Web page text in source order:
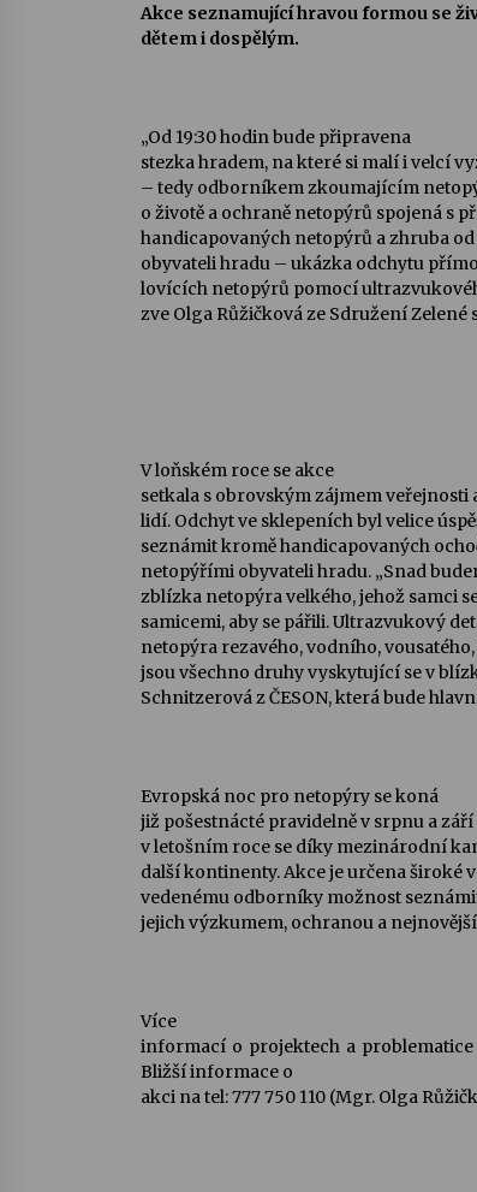
Akce seznamující hravou formou se
dětem i dospělým.
„Od 19:30 hodin bude připravena
stezka hradem, na které si malí i velcí
– tedy odborníkem zkoumajícím
o životě a ochraně netopýrů spojená s
handicapovaných netopýrů a zhruba
obyvateli hradu – ukázka odchytu
lovících netopýrů pomocí
zve Olga Růžičková ze Sdružení Zelené
V loňském roce se akce
setkala s obrovským zájmem veřejnosti
lidí. Odchyt ve sklepeních byl velice
seznámit kromě handicapovaných
netopýřími obyvateli hradu. „Snad
zblízka netopýra velkého, jehož samci
samicemi, aby se pářili. Ultrazvukový
netopýra rezavého, vodního,
jsou všechno druhy vyskytující se v
Schnitzerová z ČESON, která bude
Evropská noc pro netopýry se koná
již pošestnácté pravidelně v srpnu a
v letošním roce se díky mezinárodní
další kontinenty. Akce je určena
vedenému odborníky možnost
jejich výzkumem, ochranou a
Více
informací o projektech a
Bližší informace o
akci na tel: 777 750 110 (Mgr. Olga